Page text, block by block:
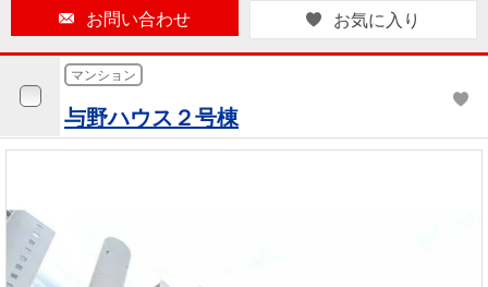
マン
ショ
ンを
探す
築・
中古
を探
物
料
査
定
却
相
試算
案内（首
都圏）
古屋）
案内（関
西）
つ
Way
経営ビジ
ョン
沿革
本社地
ニュース
会社案内
（電子ブ
情報
法人のお客さま
提携企業にお勤めの方
お問い合わせ お気に入り
マンション
与野ハウス２号棟